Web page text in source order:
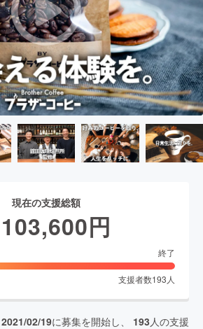
現在の支援総額
円
終了
支援者数193 人
2021/02/19に募集を開始し、 193 人の支援